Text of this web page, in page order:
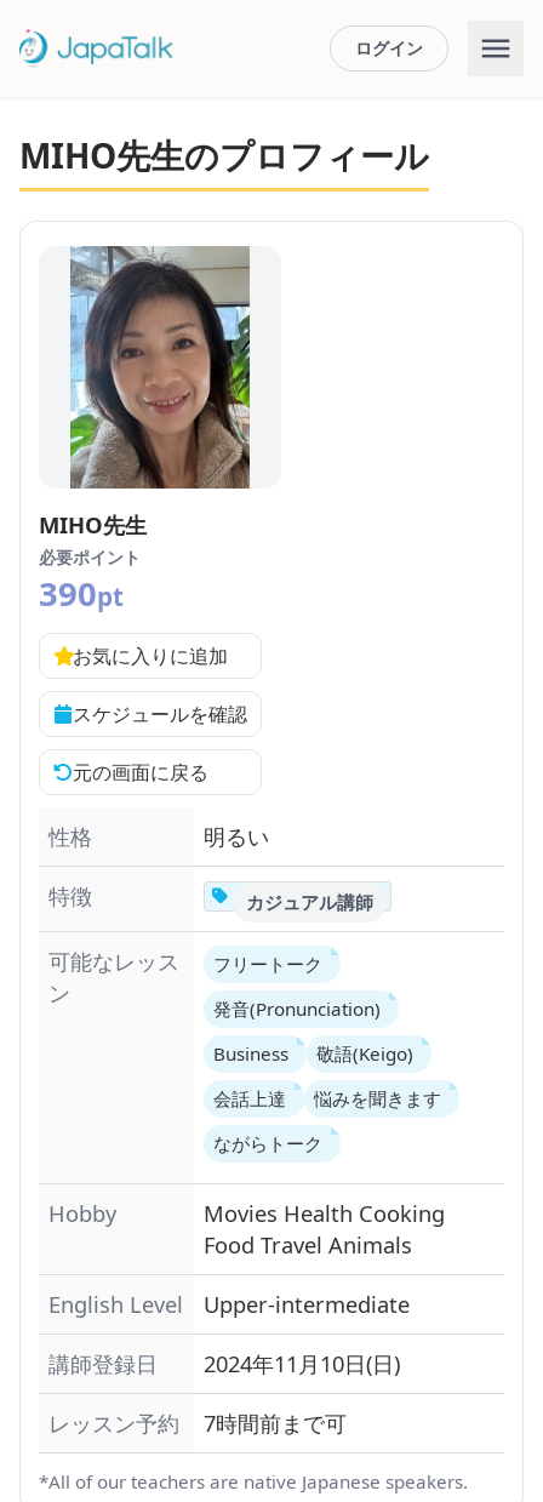
ログイン
MIHO先生のプロフィール
MIHO先生
必要ポイント
390pt
お気に入りに追加
スケジュールを確認
元の画面に戻る
性格
明るい
特徴
カジュアル講師
可能なレッス
ン
フリートーク
発音(Pronunciation)
Business
敬語(Keigo)
会話上達
悩みを聞きます
ながらトーク
Hobby Movies Health Cooking
Food Travel Animals
English Level
Upper-intermediate
講師登録日
2024年11月10日(日)
レッスン予約
7時間前まで可
*All of our teachers are native Japanese speakers.